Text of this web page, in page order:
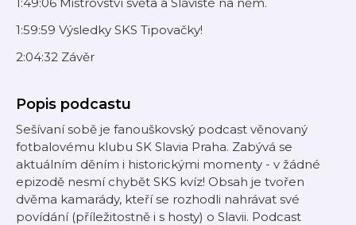
1:59:59 Výsledky SKS Tipovačky!
2:04:32 Závěr
Popis podcastu
Sešívaní sobě je fanouškovský podcast věnovaný
fotbalovému klubu SK Slavia Praha. Zabývá se
aktuálním děním i historickými momenty - v žádné
epizodě nesmí chybět SKS kvíz! Obsah je tvořen
dvěma kamarády, kteří se rozhodli nahrávat své
povídání (příležitostně i s hosty) o Slavii. Podcast